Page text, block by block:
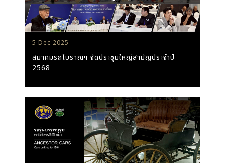
5 Dec 2025
สมาคมรถโบราณฯ จัดประชุมใหญ่สามัญประจำปี
2568